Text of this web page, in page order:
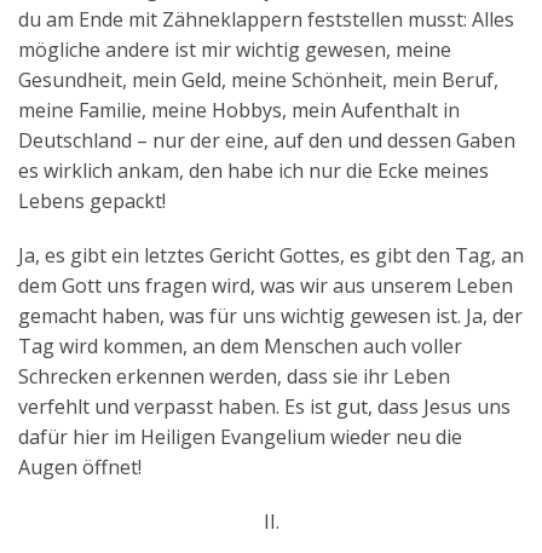
du am Ende mit Zähneklappern feststellen musst: Alles
mögliche andere ist mir wichtig gewesen, meine
Gesundheit, mein Geld, meine Schönheit, mein Beruf,
meine Familie, meine Hobbys, mein Aufenthalt in
Deutschland – nur der eine, auf den und dessen Gaben
es wirklich ankam, den habe ich nur die Ecke meines
Lebens gepackt!
Ja, es gibt ein letztes Gericht Gottes, es gibt den Tag, an
dem Gott uns fragen wird, was wir aus unserem Leben
gemacht haben, was für uns wichtig gewesen ist. Ja, der
Tag wird kommen, an dem Menschen auch voller
Schrecken erkennen werden, dass sie ihr Leben
verfehlt und verpasst haben. Es ist gut, dass Jesus uns
dafür hier im Heiligen Evangelium wieder neu die
Augen öffnet!
II.